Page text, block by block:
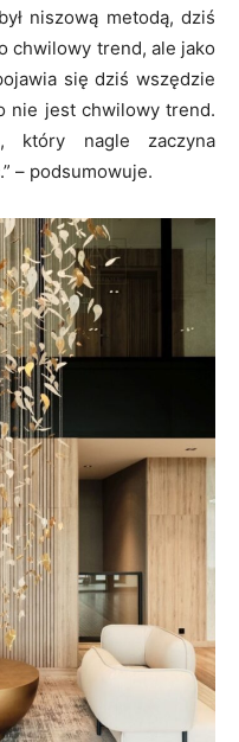
niszową metodą, dziś
chwilowy trend, ale jako
się dziś wszędzie
nie jest chwilowy trend.
który nagle zaczyna
– podsumowuje.